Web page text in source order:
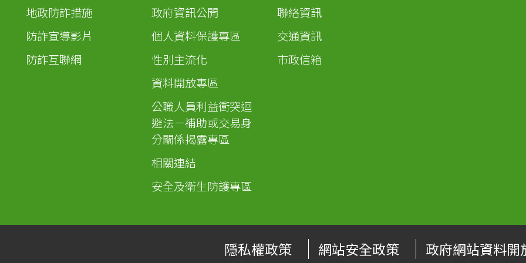
地政防詐措施
防詐宣導影片
防詐互聯網
政府資訊公開
個人資料保護專區
性別主流化
資料開放專區
公職人員利益衝突迴
避法－補助或交易身
分關係揭露專區
相關連結
安全及衛生防護專區
聯絡資訊
交通資訊
市政信箱
隱私權政策 網站安全政策 政府網站資料開